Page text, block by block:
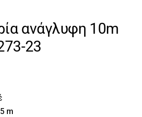
ανάγλυφη 10m
23
m